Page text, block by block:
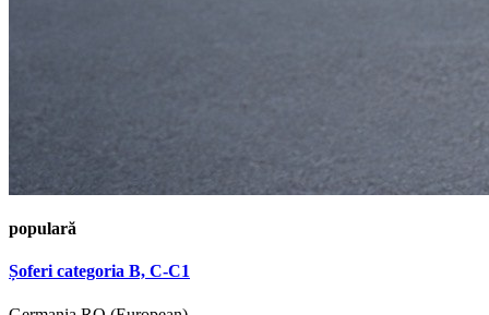
populară
Șoferi categoria B, C-C1